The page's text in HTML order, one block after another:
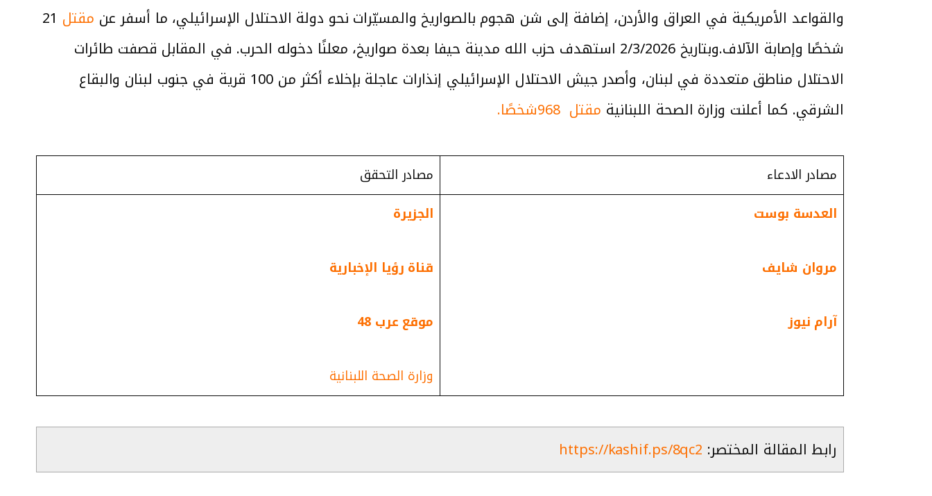
والقواعد الأمريكية في العراق والأردن، إضافة إلى شن هجوم بالصواريخ والمسيّرات نحو دولة الاحتلال الإسرائيلي، ما أسفر عن مقتل 21
شخصًا وإصابة الآلاف.وبتاريخ 2/3/2026 استهدف حزب الله مدينة حيفا بعدة صواريخ، معلنًا دخوله الحرب. في المقابل قصفت طائرات
الاحتلال مناطق متعددة في لبنان، وأصدر جيش الاحتلال الإسرائيلي إنذارات عاجلة بإخلاء أكثر من 100 قرية في جنوب لبنان والبقاع
الشرقي. كما أعلنت وزارة الصحة اللبنانية مقتل 968شخصًا.
مصادر الادعاء
مصادر التحقق
العدسة بوست
مروان شايف
آرام نيوز
الجزيرة
قناة رؤيا الإخبارية
موقع عرب 48
وزارة الصحة اللبنانية
رابط المقالة المختصر: https://kashif.ps/8qc2